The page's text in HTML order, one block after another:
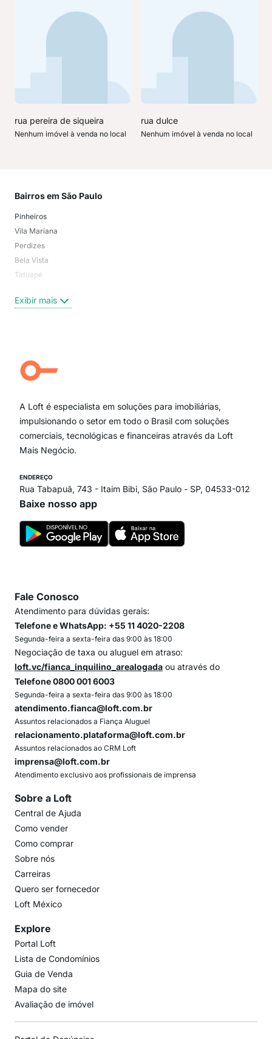
rua pereira de siqueira
Nenhum imóvel à venda no local
rua dulce
Nenhum imóvel à venda no local
Bairros em São Paulo
Pinheiros
Vila Mariana
Perdizes
Bela Vista
Tatuapé
Centro
Campo Belo
Ipiranga
Paraíso
Itaim Bibi
Exibir mais
A Loft é especialista em soluções para imobiliárias,
impulsionando o setor em todo o Brasil com soluções
comerciais, tecnológicas e financeiras através da Loft
Mais Negócio.
ENDEREÇO
Rua Tabapuã, 743 - Itaim Bibi, São Paulo - SP, 04533-012
Baixe nosso app
Fale Conosco
Atendimento para dúvidas gerais:
Telefone e WhatsApp: +55 11 4020-2208
Segunda-feira a sexta-feira das 9:00 às 18:00
Negociação de taxa ou aluguel em atraso:
loft.vc/fianca_inquilino_arealogada ou através do
Telefone 0800 001 6003
Segunda-feira a sexta-feira das 9:00 às 18:00
atendimento.fianca@loft.com.br
Assuntos relacionados a Fiança Aluguel
relacionamento.plataforma@loft.com.br
Assuntos relacionados ao CRM Loft
imprensa@loft.com.br
Atendimento exclusivo aos profissionais de imprensa
Sobre a Loft
Central de Ajuda
Como vender
Como comprar
Sobre nós
Carreiras
Quero ser fornecedor
Loft México
Explore
Portal Loft
Lista de Condomínios
Guia de Venda
Mapa do site
Avaliação de imóvel